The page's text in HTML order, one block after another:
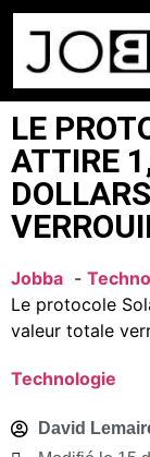
LE
ATTIRE
Jobba
Le protocole
valeur totale
Technologie
David